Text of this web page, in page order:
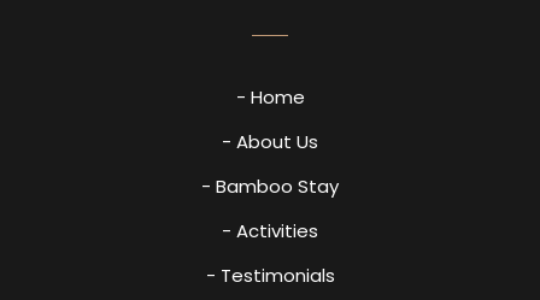
- Home
- About Us
- Bamboo Stay
- Activities
- Testimonials